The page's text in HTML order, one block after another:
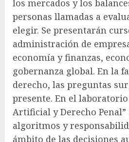
los mercados y los
personas llamadas a
elegir. Se presentarán
administración de
economía y finanzas,
gobernanza global. En la
derecho, las preguntas
presente. En el
Artificial y Derecho
algoritmos y
ámbito de las decisiones